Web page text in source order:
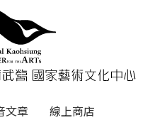
家藝術文
文章 線上商店